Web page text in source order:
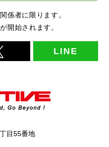
係者に限ります。
開始されます。
LINE
目55番地